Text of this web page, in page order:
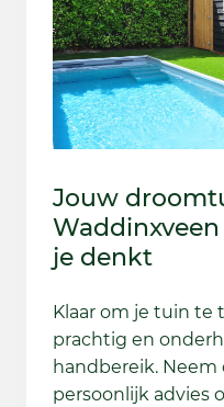
Jouw
je denkt
Klaar om je tuin te
prachtig en
handbereik.
persoonlijk advies